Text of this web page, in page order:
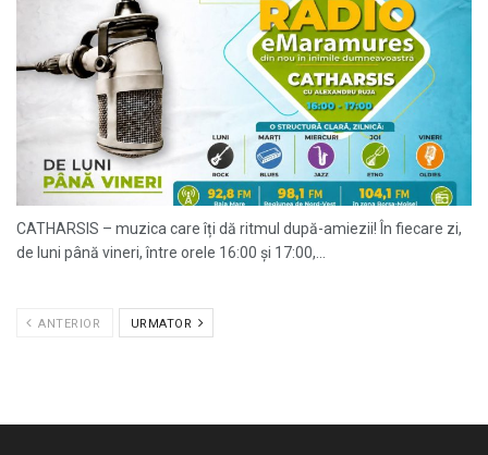
CATHARSIS – muzica care îți dă ritmul după-amiezii! În fiecare zi,
de luni până vineri, între orele 16:00 și 17:00,...
ANTERIOR URMATOR